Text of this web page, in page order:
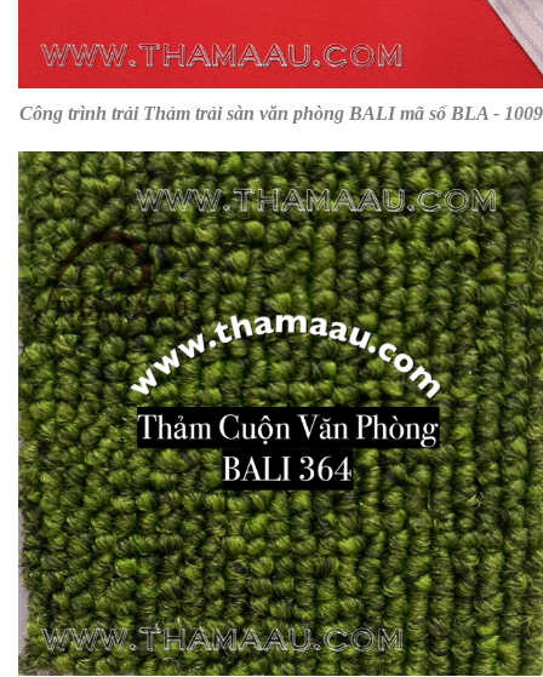
Công trình trải Thảm trải sàn văn phòng BALI mã số BLA - 1009